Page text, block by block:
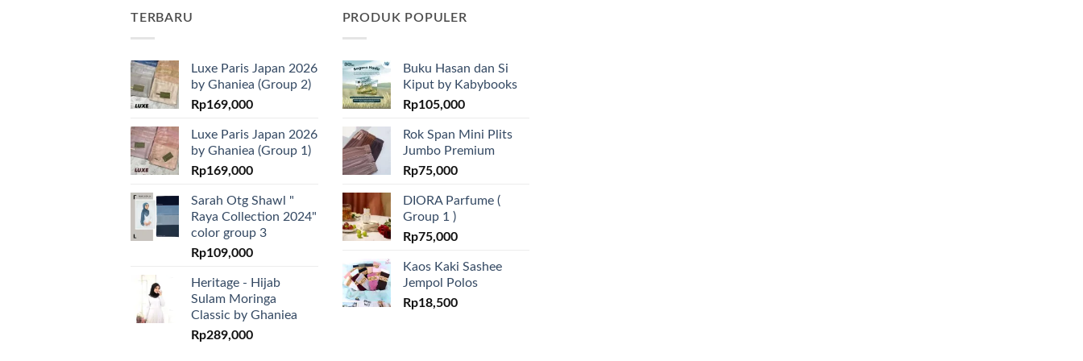
TERBARU
Luxe Paris Japan 2026
by Ghaniea (Group 2)
Rp169,000
Luxe Paris Japan 2026
by Ghaniea (Group 1)
Rp169,000
Sarah Otg Shawl "
Raya Collection 2024"
color group 3
Rp109,000
Heritage - Hijab
Sulam Moringa
Classic by Ghaniea
Rp289,000
PRODUK POPULER
Buku Hasan dan Si
Kiput by Kabybooks
Rp105,000
Rok Span Mini Plits
Jumbo Premium
Rp75,000
DIORA Parfume (
Group 1 )
Rp75,000
Kaos Kaki Sashee
Jempol Polos
Rp18,500